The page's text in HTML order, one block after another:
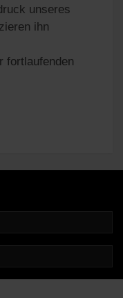
unseres
ihn
fortlaufenden